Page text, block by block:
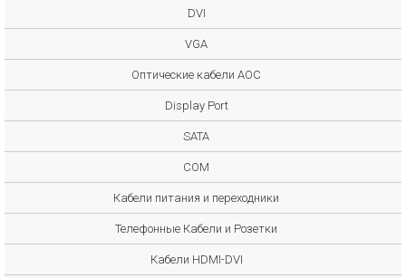
DVI
VGA
Оптические кабели AOC
Display Port
SATA
COM
Кабели питания и переходники
Телефонные Кабели и Розетки
Кабели HDMI-DVI